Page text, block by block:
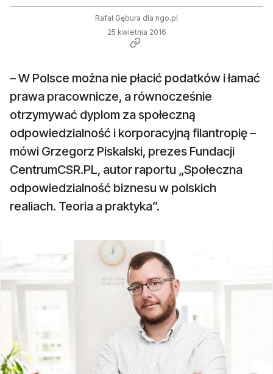
Rafał Gębura dla ngo.pl
25 kwietnia 2016
– W Polsce można nie płacić podatków i łamać
prawa pracownicze, a równocześnie
otrzymywać dyplom za społeczną
odpowiedzialność i korporacyjną filantropię –
mówi Grzegorz Piskalski, prezes Fundacji
CentrumCSR.PL, autor raportu „Społeczna
odpowiedzialność biznesu w polskich
realiach. Teoria a praktyka”.